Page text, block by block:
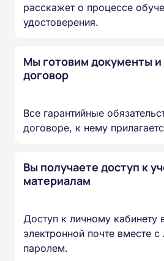
расскажет о процессе
удостоверения.
Мы готовим документы и
договор
Все гарантийные
договоре, к нему
Вы получаете доступ к
материалам
Доступ к личному кабинету
электронной почте вместе
паролем.